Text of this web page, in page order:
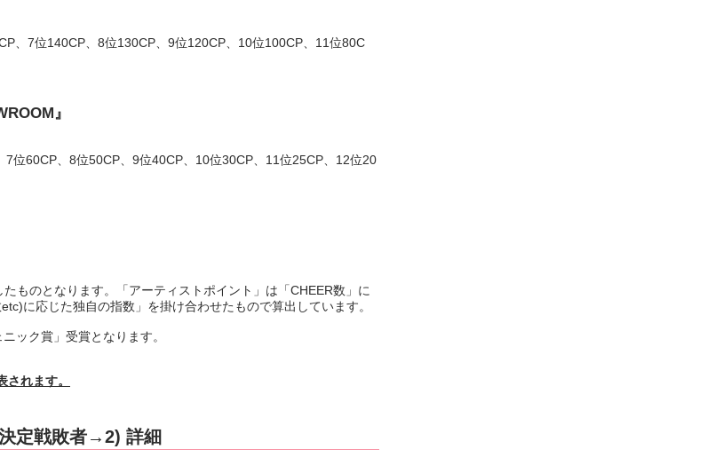
、7位140CP、8位130CP、9位120CP、10位100CP、11位80C
』
位60CP、8位50CP、9位40CP、10位30CP、11位25CP、12位20
ものとなります。「アーティストポイント」は「CHEER数」に
に応じた独自の指数」を掛け合わせたもので算出しています。
ック賞」受賞となります。
れます。
定戦敗者→2) 詳細